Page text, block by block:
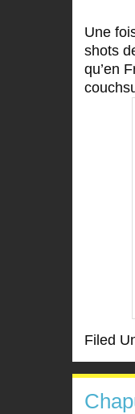
Une
shots
qu’en
Filed